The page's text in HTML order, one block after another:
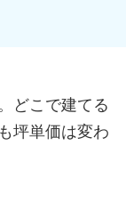
どこで建てる
坪単価は変わ